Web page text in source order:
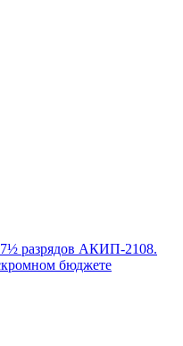
разрядов АКИП-2108.
бюджете